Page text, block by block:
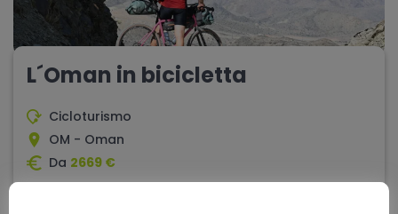
L´Oman in bicicletta
Cicloturismo
OM - Oman
Da 2669 €